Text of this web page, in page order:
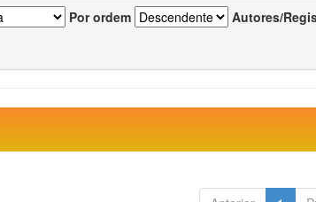
Por ordem Autores/